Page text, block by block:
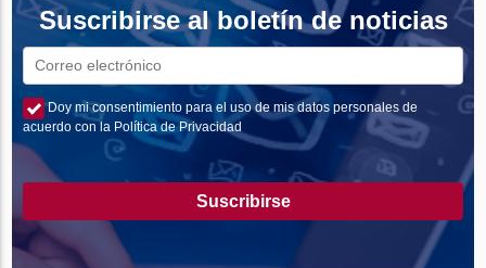
Suscribirse al boletín de noticias
Doy mi consentimiento para el uso de mis datos personales de
acuerdo con la Política de Privacidad
Suscribirse